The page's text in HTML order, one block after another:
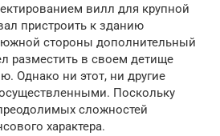
вилл для крупной
пристроить к зданию
южной стороны дополнительный
разместить в своем детище
Однако ни этот, ни другие
Поскольку
сложностей
характера.